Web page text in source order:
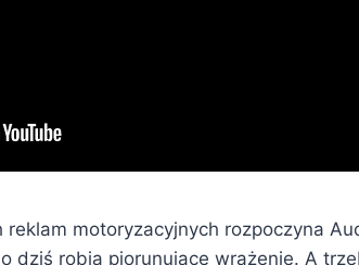
reklam motoryzacyjnych rozpoczyna
dziś robią piorunujące wrażenie. A